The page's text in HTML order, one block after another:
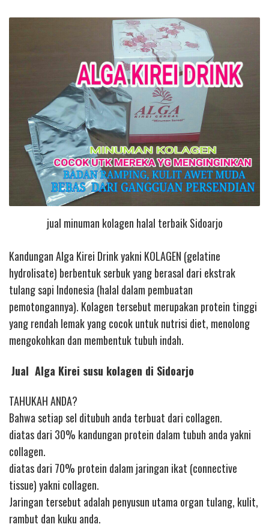
jual minuman kolagen halal terbaik Sidoarjo
Kandungan Alga Kirei Drink yakni KOLAGEN (gelatine
hydrolisate) berbentuk serbuk yang berasal dari ekstrak
tulang sapi Indonesia (halal dalam pembuatan
pemotongannya). Kolagen tersebut merupakan protein tinggi
yang rendah lemak yang cocok untuk nutrisi diet, menolong
mengokohkan dan membentuk tubuh indah.
Jual Alga Kirei susu kolagen di Sidoarjo
TAHUKAH ANDA?
Bahwa setiap sel ditubuh anda terbuat dari collagen.
diatas dari 30% kandungan protein dalam tubuh anda yakni
collagen.
diatas dari 70% protein dalam jaringan ikat (connective
tissue) yakni collagen.
Jaringan tersebut adalah penyusun utama organ tulang, kulit,
rambut dan kuku anda.